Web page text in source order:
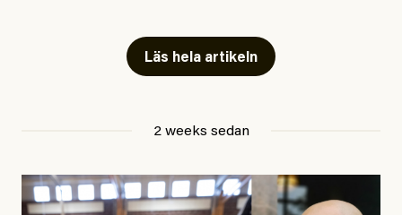
skriver för? Vad betyder det att vara en ”röd, grön och
oberoende” tidning? Och vad är egentligen bra
utpekas som israelisk infiltratör”. Enligt ingressen
Läs hela artikeln
2 weeks sedan